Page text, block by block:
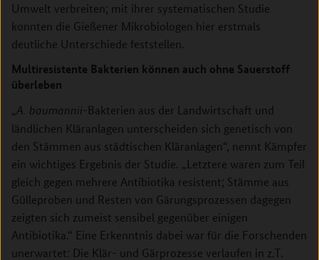
Umwelt verbreiten; mit ihrer systematischen Studie
konnten die Gießener Mikrobiologen hier erstmals
deutliche Unterschiede feststellen.
Multiresistente Bakterien können auch ohne Sauerstoff
überleben
„A. baumannii-Bakterien aus der Landwirtschaft und
ländlichen Kläranlagen unterscheiden sich genetisch von
den Stämmen aus städtischen Kläranlagen“, nennt Kämpfer
ein wichtiges Ergebnis der Studie. „Letztere waren zum Teil
gleich gegen mehrere Antibiotika resistent; Stämme aus
Gülleproben und Resten von Gärungsprozessen dagegen
zeigten sich zumeist sensibel gegenüber einigen
Antibiotika.“ Eine Erkenntnis dabei war für die Forschenden
unerwartet: Die Klär- und Gärprozesse verlaufen in z.T.